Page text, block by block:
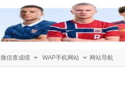
微信查成绩 WAP手机网站 网站导航